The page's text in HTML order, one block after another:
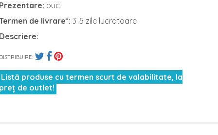
buc
de livrare*:3-5 zile lucratoare
Listă produse cu termen scurt de valabilitate, la
de outlet!